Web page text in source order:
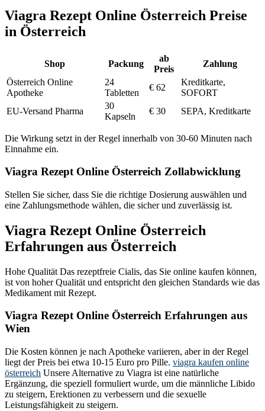
Viagra Rezept Online Österreich Preise
in Österreich
Shop Packung
ab
Preis
Zahlung
Österreich Online
Apotheke
24
Tabletten
€ 62
Kreditkarte,
SOFORT
EU-Versand Pharma
30
Kapseln
€ 30 SEPA, Kreditkarte
Die Wirkung setzt in der Regel innerhalb von 30-60 Minuten nach
Einnahme ein.
Viagra Rezept Online Österreich Zollabwicklung
Stellen Sie sicher, dass Sie die richtige Dosierung auswählen und
eine Zahlungsmethode wählen, die sicher und zuverlässig ist.
Viagra Rezept Online Österreich
Erfahrungen aus Österreich
Hohe Qualität Das rezeptfreie Cialis, das Sie online kaufen können,
ist von hoher Qualität und entspricht den gleichen Standards wie das
Medikament mit Rezept.
Viagra Rezept Online Österreich Erfahrungen aus
Wien
Die Kosten können je nach Apotheke variieren, aber in der Regel
liegt der Preis bei etwa 10-15 Euro pro Pille. viagra kaufen online
österreich Unsere Alternative zu Viagra ist eine natürliche
Ergänzung, die speziell formuliert wurde, um die männliche Libido
zu steigern, Erektionen zu verbessern und die sexuelle
Leistungsfähigkeit zu steigern.